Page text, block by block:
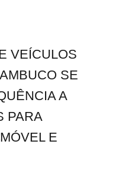
VEÍCULOS
SE
A
PARA
E